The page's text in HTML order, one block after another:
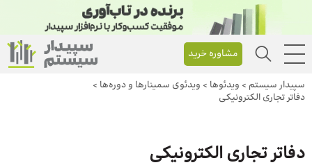
مشاوره خرید
سپیدار سیستم > ویدئوها > ویدئوی سمینارها و دوره‌ها >
دفاتر تجاری الکترونیکی
دفاتر تجاری الکترونیکی